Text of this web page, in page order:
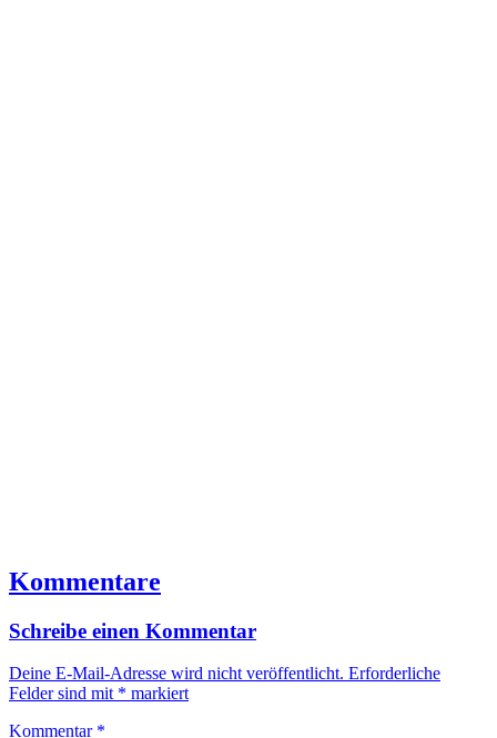
Kommentare
Schreibe einen Kommentar
Deine E-Mail-Adresse wird nicht veröffentlicht. Erforderliche
Felder sind mit * markiert
Kommentar *